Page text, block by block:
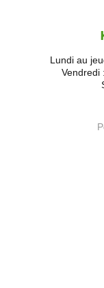
Lundi au
Vendredi :